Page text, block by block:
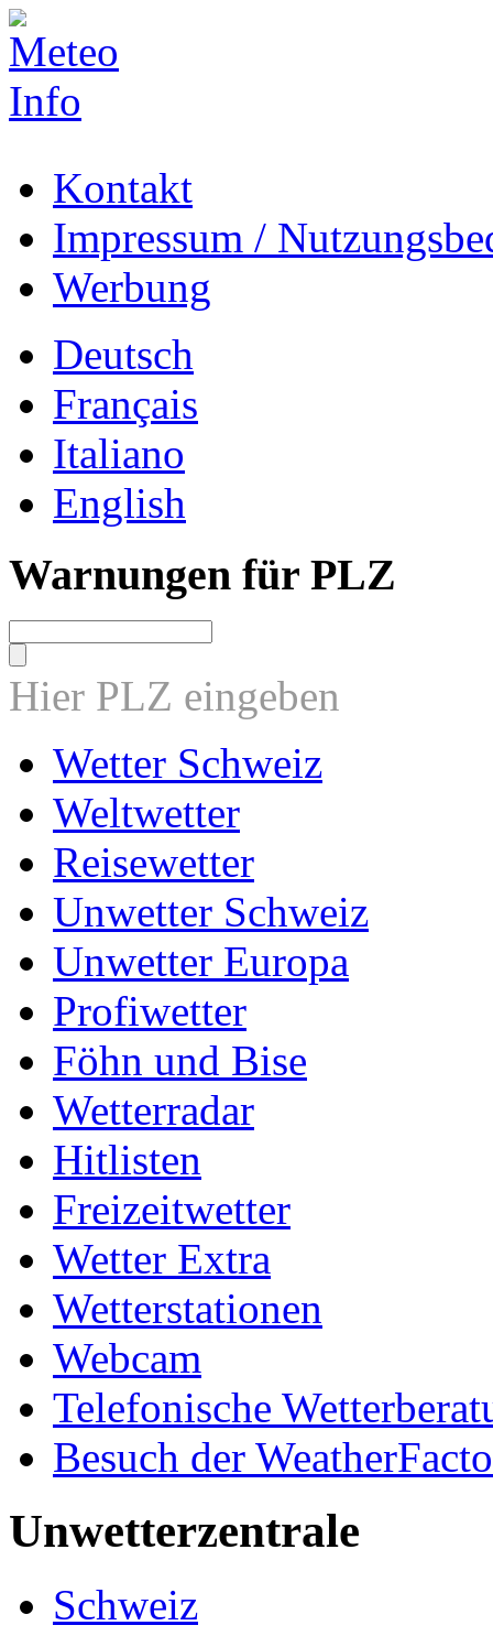
Kontakt
Impressum /
Werbung
Deutsch
Français
Italiano
English
Warnungen für PLZ
Hier PLZ eingeben
Wetter Schweiz
Weltwetter
Reisewetter
Unwetter Schweiz
Unwetter Europa
Profiwetter
Föhn und Bise
Wetterradar
Hitlisten
Freizeitwetter
Wetter Extra
Wetterstationen
Webcam
Telefonische
Besuch der
Unwetterzentrale
Schweiz